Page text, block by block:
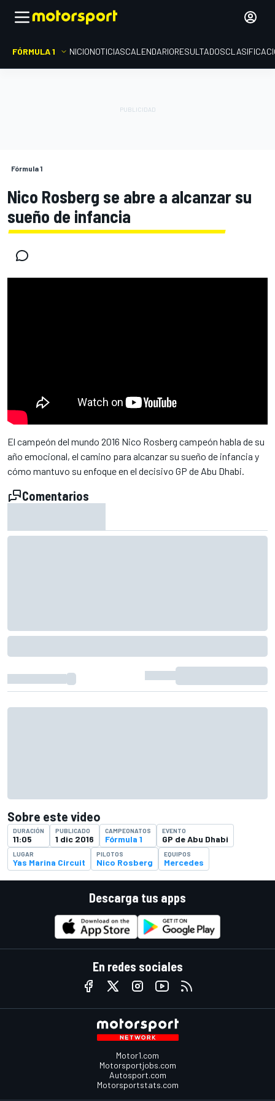
FÓRMULA 1 INICIONOTICIASCALENDARIORESULTADOS
Fórmula 1
Nico Rosberg se abre a alcanzar su
sueño de infancia
El campeón del mundo 2016 Nico Rosberg campeón habla de su
año emocional, el camino para alcanzar su sueño de infancia y
cómo mantuvo su enfoque en el decisivo GP de Abu Dhabi.
Comentarios
Sobre este video
DURACIÓN
11:05
PUBLICADO
1 dic 2016
CAMPEONATOS
Fórmula 1
EVENTO
GP de Abu Dhabi
LUGAR
Yas Marina Circuit
PILOTOS
Nico Rosberg
EQUIPOS
Mercedes
Descarga tus apps
En redes sociales
Motor1.com
Motorsportjobs.com
Autosport.com
Motorsportstats.com